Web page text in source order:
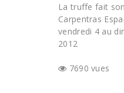
La truffe fait
Carpentras
vendredi 4 au
2012
7690 vues